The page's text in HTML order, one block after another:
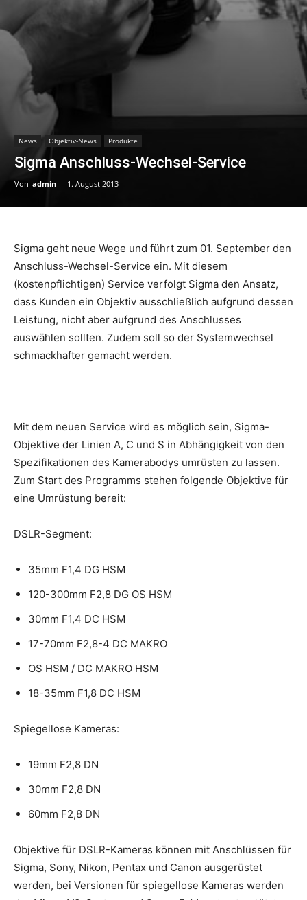
News Objektiv-News Produkte
Sigma Anschluss-Wechsel-Service
Von admin - 1. August 2013
Sigma geht neue Wege und führt zum 01. September den
Anschluss-Wechsel-Service ein. Mit diesem
(kostenpflichtigen) Service verfolgt Sigma den Ansatz,
dass Kunden ein Objektiv ausschließlich aufgrund dessen
Leistung, nicht aber aufgrund des Anschlusses
auswählen sollten. Zudem soll so der Systemwechsel
schmackhafter gemacht werden.
Mit dem neuen Service wird es möglich sein, Sigma-
Objektive der Linien A, C und S in Abhängigkeit von den
Spezifikationen des Kamerabodys umrüsten zu lassen.
Zum Start des Programms stehen folgende Objektive für
eine Umrüstung bereit:
DSLR-Segment:
35mm F1,4 DG HSM
120-300mm F2,8 DG OS HSM
30mm F1,4 DC HSM
17-70mm F2,8-4 DC MAKRO
OS HSM / DC MAKRO HSM
18-35mm F1,8 DC HSM
Spiegellose Kameras:
19mm F2,8 DN
30mm F2,8 DN
60mm F2,8 DN
Objektive für DSLR-Kameras können mit Anschlüssen für
Sigma, Sony, Nikon, Pentax und Canon ausgerüstet
werden, bei Versionen für spiegellose Kameras werden